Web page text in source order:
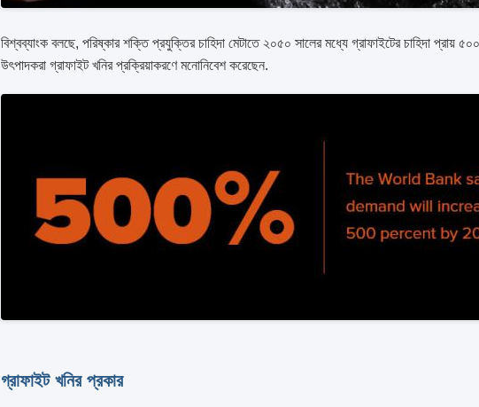
বিশ্বব্যাংক বলছে, পরিষ্কার শক্তি প্রযুক্তির চাহিদা মেটাতে ২০৫০ সালের মধ্যে গ্রাফাইটের চাহিদা প্রায়
উৎপাদকরা গ্রাফাইট খনির প্রক্রিয়াকরণে মনোনিবেশ করেছেন.
গ্রাফাইট খনির প্রকার